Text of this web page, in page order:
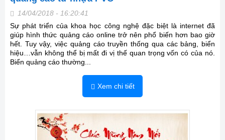
14/04/2018 - 16:20:41
Sự phát triển của khoa học công nghệ đặc biệt là internet đã
giúp hình thức quảng cáo online trở nên phổ biến hơn bao giờ
hết. Tuy vậy, việc quảng cáo truyền thống qua các bảng, biển
hiệu…vẫn không thể bị mất đi vị thế quan trọng vốn có của nó.
Biển quảng cáo thường...
Xem chi tiết